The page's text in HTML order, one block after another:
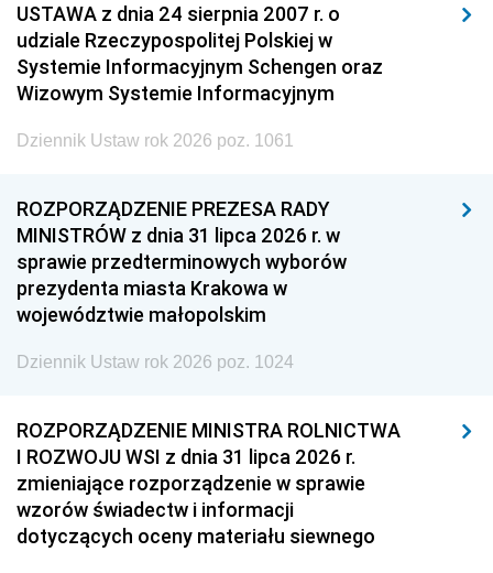
USTAWA z dnia 24 sierpnia 2007 r. o
udziale Rzeczypospolitej Polskiej w
Systemie Informacyjnym Schengen oraz
Wizowym Systemie Informacyjnym
Dziennik Ustaw rok 2026 poz. 1061
ROZPORZĄDZENIE PREZESA RADY
MINISTRÓW z dnia 31 lipca 2026 r. w
sprawie przedterminowych wyborów
prezydenta miasta Krakowa w
województwie małopolskim
Dziennik Ustaw rok 2026 poz. 1024
ROZPORZĄDZENIE MINISTRA ROLNICTWA
I ROZWOJU WSI z dnia 31 lipca 2026 r.
zmieniające rozporządzenie w sprawie
wzorów świadectw i informacji
dotyczących oceny materiału siewnego